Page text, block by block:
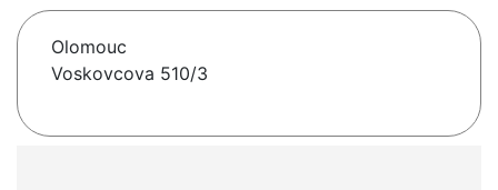
Olomouc
Voskovcova 510/3